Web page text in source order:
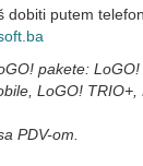
dobiti putem
pakete:
LoGO! TRIO+,
PDV-om.